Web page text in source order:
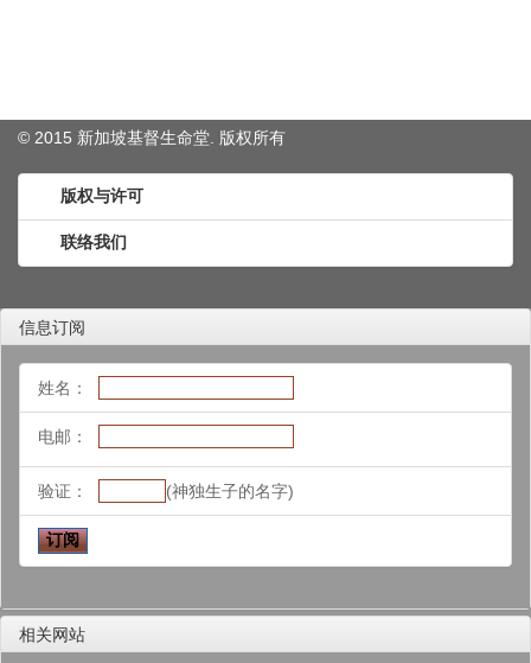
© 2015 新加坡基督生命堂. 版权所有
版权与许可
联络我们
信息订阅
姓名：
电邮：
验证： (神独生子的名字)
相关网站